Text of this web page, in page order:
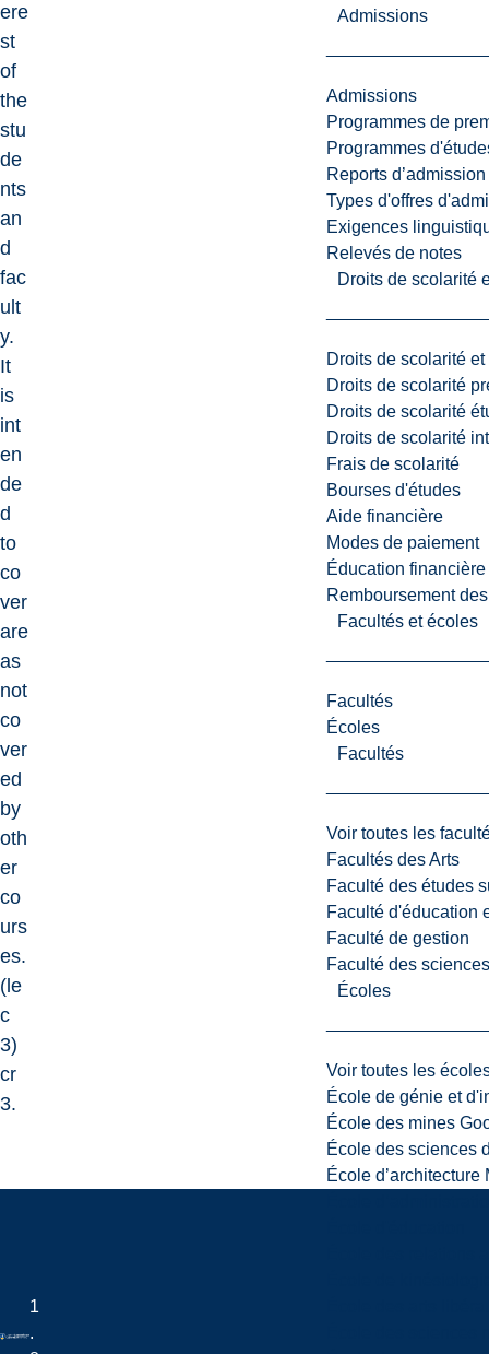
Admissions
Admissions
Programmes de
Programmes
Reports d’admission
Types d'offres
Exigences
Relevés de notes
Droits de scolarité
Droits de scolarité
Droits de scolarité
Droits de scolarité
Droits de scolarité
Frais de scolarité
Bourses d'études
Aide financière
Modes de paiement
Éducation financière
Remboursement
Facultés et écoles
Facultés
Écoles
Facultés
Voir toutes les
Facultés des Arts
Faculté des études
Faculté d'éducation
Faculté de gestion
Faculté des
Écoles
Voir toutes les
École de génie et
École des mines
École des sciences
École d’architecture
ere
st
of
the
stu
de
nts
an
d
fac
ult
y.
It
is
int
en
de
d
to
co
ver
are
as
not
co
ver
ed
by
oth
er
co
urs
es.
(le
c
3)
cr
3.
1
.